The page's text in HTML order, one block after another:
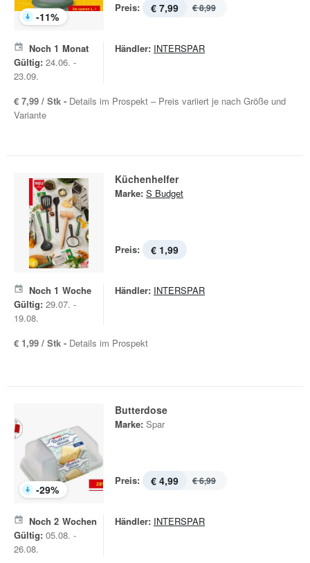
-11%
Preis: € 7,99 € 8,99
Noch 1 Monat
Gültig: 24.06. -
23.09.
Händler: INTERSPAR
€ 7,99 / Stk - Details im Prospekt – Preis variiert je nach Größe und
Variante
Küchenhelfer
Marke: S Budget
Preis: € 1,99
Noch 1 Woche
Gültig: 29.07. -
19.08.
Händler: INTERSPAR
€ 1,99 / Stk - Details im Prospekt
-29%
Butterdose
Marke: Spar
Preis: € 4,99 € 6,99
Noch 2 Wochen
Gültig: 05.08. -
26.08.
Händler: INTERSPAR